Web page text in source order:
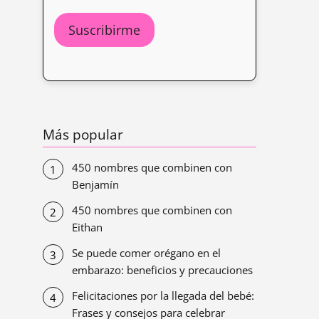
Más popular
450 nombres que combinen con
Benjamín
450 nombres que combinen con
Eithan
Se puede comer orégano en el
embarazo: beneficios y precauciones
Felicitaciones por la llegada del bebé:
Frases y consejos para celebrar